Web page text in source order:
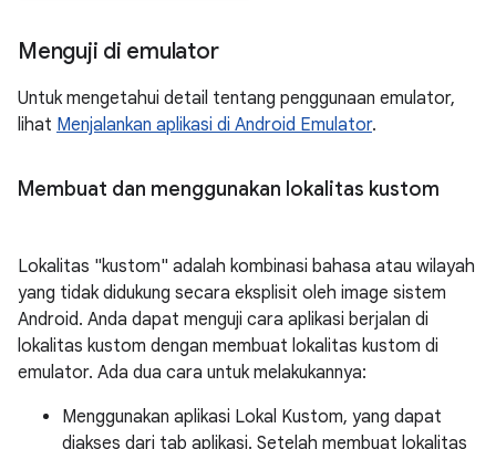
Menguji di emulator
Untuk mengetahui detail tentang penggunaan emulator,
lihat Menjalankan aplikasi di Android Emulator.
Membuat dan menggunakan lokalitas kustom
Lokalitas "kustom" adalah kombinasi bahasa atau wilayah
yang tidak didukung secara eksplisit oleh image sistem
Android. Anda dapat menguji cara aplikasi berjalan di
lokalitas kustom dengan membuat lokalitas kustom di
emulator. Ada dua cara untuk melakukannya:
Menggunakan aplikasi Lokal Kustom, yang dapat
diakses dari tab aplikasi. Setelah membuat lokalitas